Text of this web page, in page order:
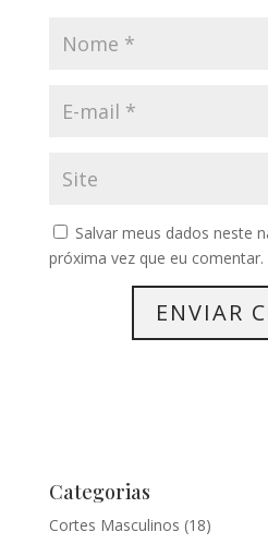
Salvar meus dados neste
próxima vez que eu comentar.
Categorias
Cortes Masculinos (18)